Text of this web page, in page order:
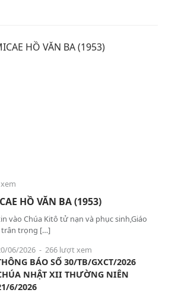
HỒ VĂN BA (1953)
vào Chúa Kitô tử nạn và phục sinh,Giáo
trân trọng […]
06/2026 - 266 lượt xem
BÁO SỐ 30/TB/GXCT/2026
NHẬT XII THƯỜNG NIÊN
6/2026